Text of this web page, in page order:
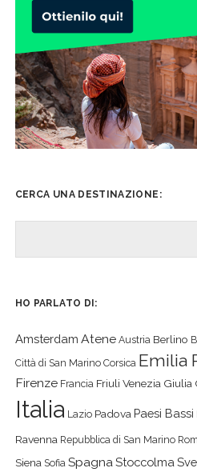
CERCA UNA DESTINAZIONE:
HO PARLATO DI:
Amsterdam Atene Austria Berlino
Città di San Marino Corsica Emilia
Firenze Francia Friuli Venezia Giulia
Italia Lazio Padova Paesi Bassi
Ravenna Repubblica di San Marino
Siena Sofia SpagnaStoccolma